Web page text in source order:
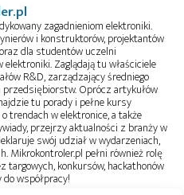
zagadnieniom elektroniki.
i konstruktorów, projektantów
dla studentów uczelni
Zaglądają tu właściciele
R&D, zarządzający średniego
Oprócz artykułów
tu porady i pełne kursy
trendach w elektronice, a także
przejrzy aktualności z branży w
swój udział w wydarzeniach,
Mikrokontroler.pl pełni również rolę
targowych, konkursów, hackathonów
współpracy!